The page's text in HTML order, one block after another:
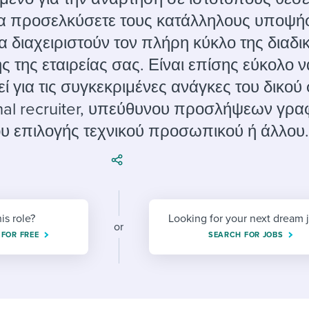
employee experiences
Workable customer stories
Workable customer stories
Workable customer stories
προσελκύσετε τους κατάλληλους
τον πλήρη κύκλο της
της εταιρείας σας. Είναι επίσης εύκολο
για τις συγκεκριμένες ανάγκες του
recruiter, υπεύθυνου προσλήψεων
επιλογής τεχνικού προσωπικού ή άλλου.
role?
FREE
or
Looking for your next dream
SEARCH FOR JOBS